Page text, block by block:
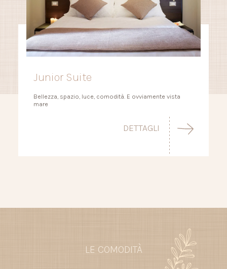
Junior Suite
Bellezza, spazio, luce, comodità. E ovviamente vista
mare
DETTAGLI
LE COMODITÀ